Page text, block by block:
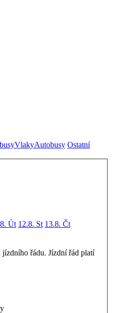
VlakyAutobusy Ostatní
Út 12.8. St 13.8. Čt
řádu. Jízdní řád platí